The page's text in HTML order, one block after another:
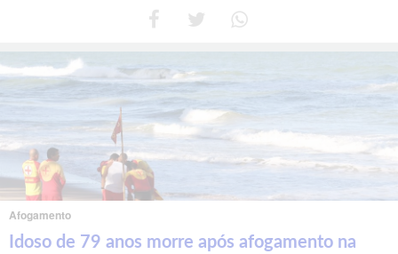
Afogamento
Idoso de 79 anos morre após afogamento na